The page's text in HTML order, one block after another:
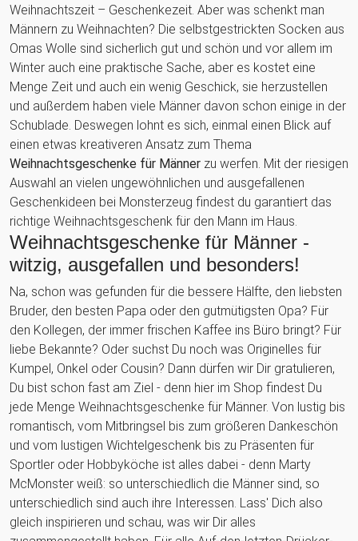
Weihnachtszeit – Geschenkezeit. Aber was schenkt man
Männern zu Weihnachten? Die selbstgestrickten Socken aus
Omas Wolle sind sicherlich gut und schön und vor allem im
Winter auch eine praktische Sache, aber es kostet eine
Menge Zeit und auch ein wenig Geschick, sie herzustellen
und außerdem haben viele Männer davon schon einige in der
Schublade. Deswegen lohnt es sich, einmal einen Blick auf
einen etwas kreativeren Ansatz zum Thema
Weihnachtsgeschenke für Männer zu werfen. Mit der riesigen
Auswahl an vielen ungewöhnlichen und ausgefallenen
Geschenkideen bei Monsterzeug findest du garantiert das
richtige Weihnachtsgeschenk für den Mann im Haus.
Weihnachtsgeschenke für Männer -
witzig, ausgefallen und besonders!
Na, schon was gefunden für die bessere Hälfte, den liebsten
Bruder, den besten Papa oder den gutmütigsten Opa? Für
den Kollegen, der immer frischen Kaffee ins Büro bringt? Für
liebe Bekannte? Oder suchst Du noch was Originelles für
Kumpel, Onkel oder Cousin? Dann dürfen wir Dir gratulieren,
Du bist schon fast am Ziel - denn hier im Shop findest Du
jede Menge Weihnachtsgeschenke für Männer. Von lustig bis
romantisch, vom Mitbringsel bis zum größeren Dankeschön
und vom lustigen Wichtelgeschenk bis zu Präsenten für
Sportler oder Hobbyköche ist alles dabei - denn Marty
McMonster weiß: so unterschiedlich die Männer sind, so
unterschiedlich sind auch ihre Interessen. Lass' Dich also
gleich inspirieren und schau, was wir Dir alles